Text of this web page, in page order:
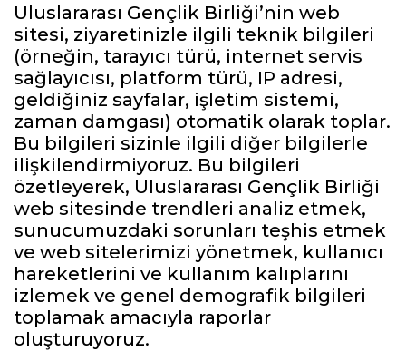
Uluslararası Gençlik Birliği’nin web
sitesi, ziyaretinizle ilgili teknik bilgileri
(örneğin, tarayıcı türü, internet servis
sağlayıcısı, platform türü, IP adresi,
geldiğiniz sayfalar, işletim sistemi,
zaman damgası) otomatik olarak toplar.
Bu bilgileri sizinle ilgili diğer bilgilerle
ilişkilendirmiyoruz. Bu bilgileri
özetleyerek, Uluslararası Gençlik Birliği
web sitesinde trendleri analiz etmek,
sunucumuzdaki sorunları teşhis etmek
ve web sitelerimizi yönetmek, kullanıcı
hareketlerini ve kullanım kalıplarını
izlemek ve genel demografik bilgileri
toplamak amacıyla raporlar
oluşturuyoruz.